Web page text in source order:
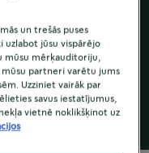
un
lai padarītu kafiju
kafiju arī
un trešās puses
uzlabot jūsu vispārējo
mūsu mērķauditoriju,
partneri varētu jums
Uzziniet vairāk par
savus iestatījumus,
vietnē noklikšķinot uz